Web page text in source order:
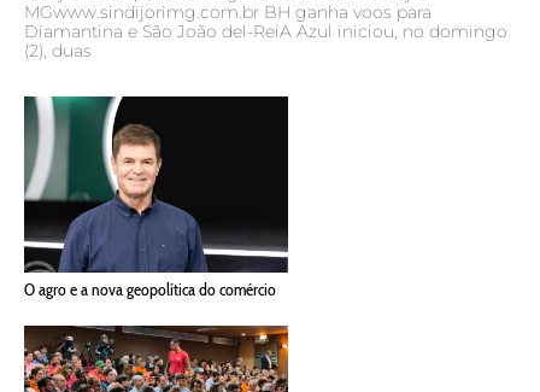
MGwww.sindijorimg.com.br BH ganha voos para
Diamantina e São João del-ReiA Azul iniciou, no domingo
(2), duas
O agro e a nova geopolítica do comércio